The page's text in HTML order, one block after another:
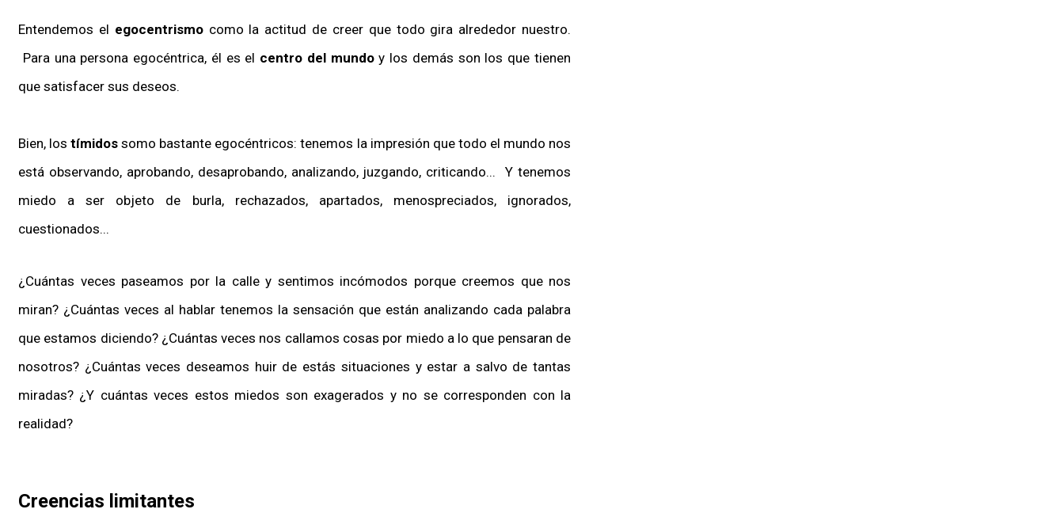
Entendemos el egocentrismocomo la actitud de creer que todo gira alrededor nuestro.
Para una persona egocéntrica, él es el centro del mundoy los demás son los que tienen
que satisfacer sus deseos.
Bien, lostímidos somo bastante egocéntricos: tenemos la impresión que todo el mundo nos
está observando, aprobando, desaprobando, analizando, juzgando, criticando... Y tenemos
miedo a ser objeto de burla, rechazados, apartados, menospreciados, ignorados,
cuestionados...
¿Cuántas veces paseamos por la calle y sentimos incómodos porque creemos que nos
miran? ¿Cuántas veces al hablar tenemos la sensación que están analizando cada palabra
que estamos diciendo? ¿Cuántas veces nos callamos cosas por miedo a lo que pensaran de
nosotros? ¿Cuántas veces deseamos huir de estás situaciones y estar a salvo de tantas
miradas? ¿Y cuántas veces estos miedos son exagerados y no se corresponden con la
realidad?
Creencias limitantes